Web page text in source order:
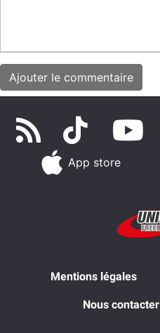
App store
Mentions légales
Nous contacter